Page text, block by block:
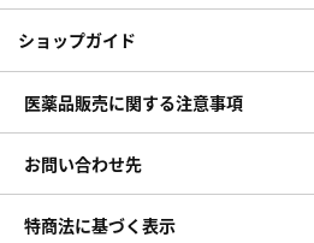
ショップガイド
医薬品販売に関する注意事項
お問い合わせ先
特商法に基づく表示